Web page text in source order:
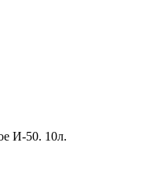
И-50. 10л.